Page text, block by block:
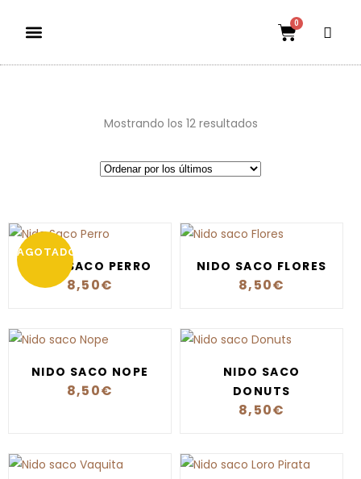
0
Mostrando los 12 resultados
AGOTADO
NIDO SACO PERRO
8,50€
NIDO SACO FLORES
8,50€
NIDO SACO NOPE
8,50€
NIDO SACO
DONUTS
8,50€